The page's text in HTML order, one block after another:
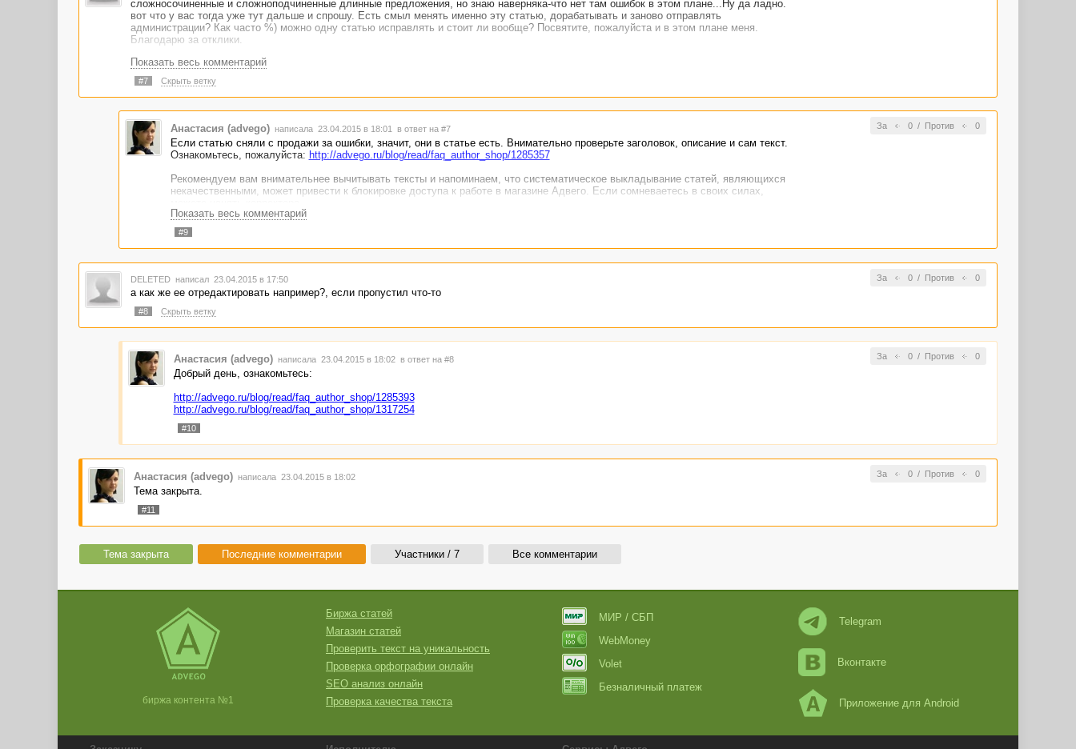
сложносочиненные и сложноподчиненные длинные предложения, но знаю наверняка-что нет там ошибок в этом плане...Ну да ладно.
вот что у вас тогда уже тут дальше и спрошу. Есть смыл менять именно эту статью, дорабатывать и заново отправлять
администрации? Как часто %) можно одну статью исправлять и стоит ли вообще? Посвятите, пожалуйста и в этом плане меня.
Благодарю за отклики.
Показать весь комментарий
#7 Скрыть ветку
За 0/ Против 0
Анастасия (advego) написала 23.04.2015 в 18:01 в ответ на #7
Если статью сняли с продажи за ошибки, значит, они в статье есть. Внимательно проверьте заголовок, описание и сам текст.
Ознакомьтесь, пожалуйста: http://advego.ru/blog/read/faq_author_shop/1285357
Рекомендуем вам внимательнее вычитывать тексты и напоминаем, что систематическое выкладывание статей, являющихся
некачественными, может привести к блокировке доступа к работе в магазине Адвего. Если сомневаетесь в своих силах,
Полезная информация:http://advego.ru/blog/read/shop/21678
Если у вас остались вопросы, создайте, пожалуйста, тему в ЛПА:
которой возникли проблемы.
Показать весь комментарий
#9
За 0/ Против 0
DELETED написал 23.04.2015 в 17:50
а как же ее отредактировать например?, если пропустил что-то
#8 Скрыть ветку
За 0/ Против 0
Анастасия (advego) написала 23.04.2015 в 18:02 в ответ на #8
Добрый день, ознакомьтесь:
http://advego.ru/blog/read/faq_author_shop/1285393
http://advego.ru/blog/read/faq_author_shop/1317254
#10
За 0/ Против 0
Анастасия (advego) написала 23.04.2015 в 18:02
Тема закрыта.
#11
Тема закрыта Последние комментарии Участники / 7 Все комментарии
биржа контента №1
Биржа статей
Магазин статей
Проверить текст на уникальность
Проверка орфографии онлайн
SEO анализ онлайн
Проверка качества текста
МИР / СБП
WebMoney
Volet
Безналичный платеж
Telegram
Вконтакте
Приложение для Android